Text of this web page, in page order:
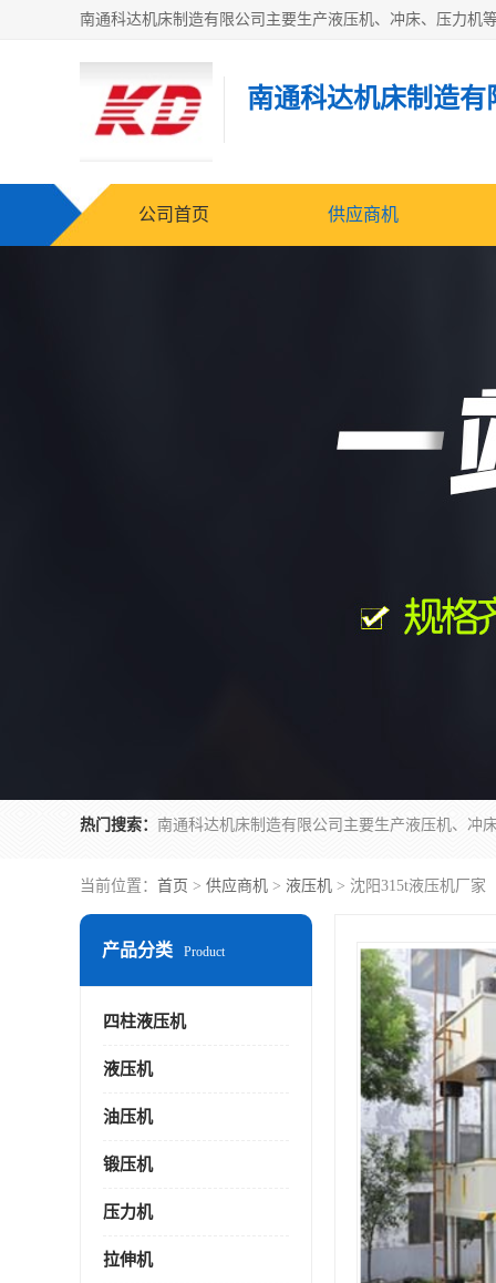
南通科达机床制造有
公司首页 供应商机
热门搜索：
当前位置： 首页 > 供应商机 > 液压机 > 沈阳315t液压机厂家
产品分类 Product
四柱液压机
液压机
油压机
锻压机
压力机
拉伸机